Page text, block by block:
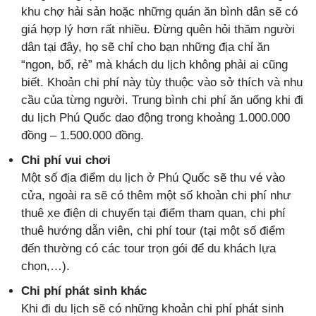
khu chợ hải sản hoặc những quán ăn bình dân sẽ có
giá hợp lý hơn rất nhiều. Đừng quên hỏi thăm người
dân tại đây, họ sẽ chỉ cho bạn những địa chỉ ăn
“ngon, bổ, rẻ” mà khách du lịch không phải ai cũng
biết. Khoản chi phí này tùy thuộc vào sở thích và nhu
cầu của từng người. Trung bình chi phí ăn uống khi đi
du lịch Phú Quốc dao động trong khoảng 1.000.000
đồng – 1.500.000 đồng.
Chi phí vui chơi
Một số địa điểm du lịch ở Phú Quốc sẽ thu vé vào
cửa, ngoài ra sẽ có thêm một số khoản chi phí như
thuê xe điện di chuyển tại điểm tham quan, chi phí
thuê hướng dẫn viên, chi phí tour (tại một số điểm
đến thường có các tour trọn gói để du khách lựa
chọn,…).
Chi phí phát sinh khác
Khi đi du lịch sẽ có những khoản chi phí phát sinh